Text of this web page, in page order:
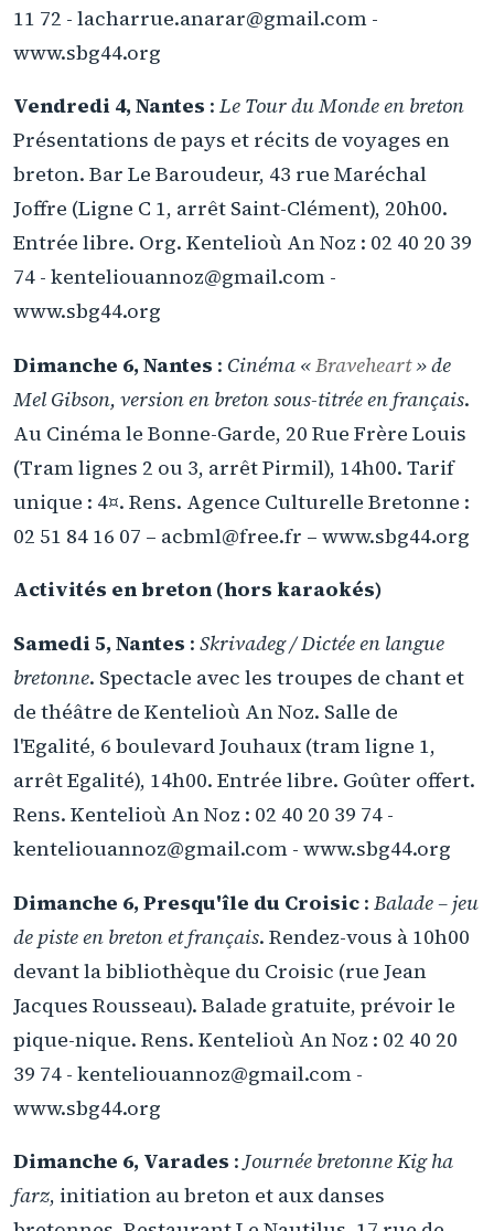
11 72 - lacharrue.anarar@gmail.com -
www.sbg44.org
Vendredi 4, Nantes : Le Tour du Monde en breton
Présentations de pays et récits de voyages en
breton. Bar Le Baroudeur, 43 rue Maréchal
Joffre (Ligne C 1, arrêt Saint-Clément), 20h00.
Entrée libre. Org. Kentelioù An Noz : 02 40 20 39
74 - kenteliouannoz@gmail.com -
www.sbg44.org
Dimanche 6, Nantes : Cinéma «Braveheart» de
Mel Gibson, version en breton sous-titrée en français.
Au Cinéma le Bonne-Garde, 20 Rue Frère Louis
(Tram lignes 2 ou 3, arrêt Pirmil), 14h00. Tarif
unique : 4¤. Rens. Agence Culturelle Bretonne :
02 51 84 16 07 – acbml@free.fr – www.sbg44.org
Activités en breton (hors karaokés)
Samedi 5, Nantes : Skrivadeg / Dictée en langue
bretonne. Spectacle avec les troupes de chant et
de théâtre de Kentelioù An Noz. Salle de
l'Egalité, 6 boulevard Jouhaux (tram ligne 1,
arrêt Egalité), 14h00. Entrée libre. Goûter offert.
Rens. Kentelioù An Noz : 02 40 20 39 74 -
kenteliouannoz@gmail.com - www.sbg44.org
Dimanche 6, Presqu'île du Croisic : Balade – jeu
de piste en breton et français. Rendez-vous à 10h00
devant la bibliothèque du Croisic (rue Jean
Jacques Rousseau). Balade gratuite, prévoir le
pique-nique. Rens. Kentelioù An Noz : 02 40 20
39 74 - kenteliouannoz@gmail.com -
www.sbg44.org
Dimanche 6, Varades :Journée bretonne Kig ha
farz, initiation au breton et aux danses